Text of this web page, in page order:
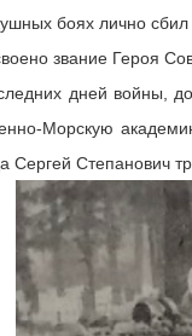
боях лично
звание Героя
дней войны,
Морскую
Сергей Степанович